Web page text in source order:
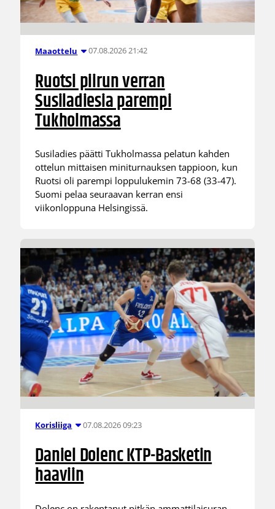
Maaottelu 07.08.2026 21:42
Ruotsi piirun verran
Susiladiesia parempi
Tukholmassa
Susiladies päätti Tukholmassa pelatun kahden
ottelun mittaisen miniturnauksen tappioon, kun
Ruotsi oli parempi loppulukemin 73-68 (33-47).
Suomi pelaa seuraavan kerran ensi
viikonloppuna Helsingissä.
Korisliiga 07.08.2026 09:23
Daniel Dolenc KTP-Basketin
haaviin